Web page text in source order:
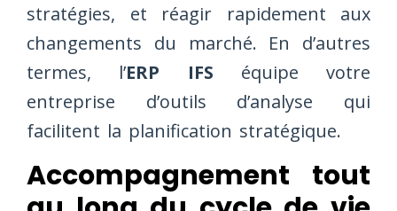
stratégies, et réagir rapidement aux
changements du marché. En d’autres
termes, l’ERP IFS équipe votre
entreprise d’outils d’analyse qui
facilitent la planification stratégique.
Accompagnement tout